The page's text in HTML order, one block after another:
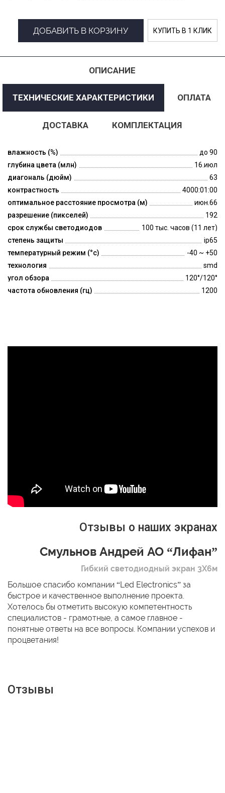
ДОБАВИТЬ В КОРЗИНУ КУПИТЬ В 1 КЛИК
ОПИСАНИЕ
ТЕХНИЧЕСКИЕ ХАРАКТЕРИСТИКИ ОПЛАТА
ДОСТАВКА КОМПЛЕКТАЦИЯ
влажность (%)
до 90
глубина цвета (млн)
16.июл
диагональ (дюйм)
63
контрастность
4000:01:00
оптимальное расстояние просмотра (м)
июн.66
разрешение (пикселей)
192
срок службы светодиодов
100 тыс. часов (11 лет)
степень защиты
ip65
температурный режим (°c)
-40 ~ +50
технология
smd
угол обзора
120°/120°
частота обновления (гц)
1200
Отзывы о наших экранах
Смульнов Андрей АО “Лифан”
Гибкий светодиодный экран 3Х6м
Большое спасибо компании “Led Electronics” за
быстрое и качественное выполнение проекта.
Хотелось бы отметить высокую компетентность
специалистов - грамотные, а самое главное -
понятные ответы на все вопросы. Компании успехов и
процветания!
Отзывы